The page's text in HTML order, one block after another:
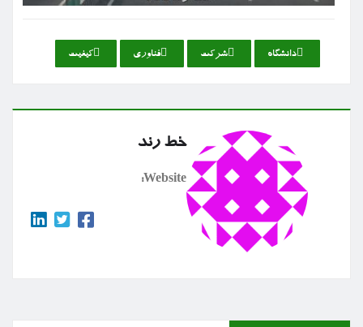
دانشگاه شركت فناوری كیفیت
خط رند
Website: